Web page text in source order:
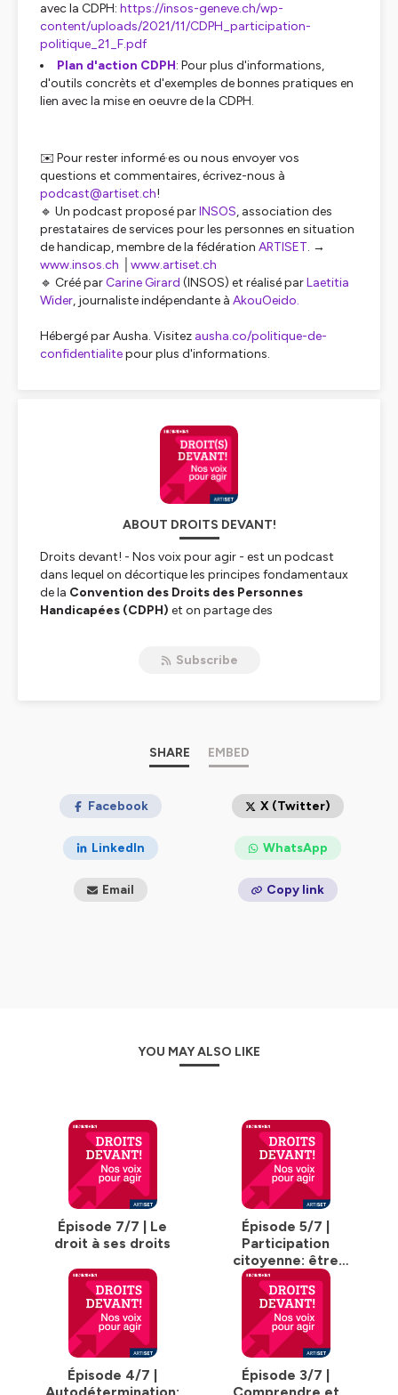
avec la CDPH: https://insos-geneve.ch/wp-
content/uploads/2021/11/CDPH_participation-
politique_21_F.pdf
Plan d'action CDPH: Pour plus d'informations,
d'outils concrèts et d'exemples de bonnes pratiques en
lien avec la mise en oeuvre de la CDPH.
✉️ Pour rester informé·es ou nous envoyer vos
questions et commentaires, écrivez-nous à
podcast@artiset.ch!
🔹 Un podcast proposé parINSOS, association des
prestataires de services pour les personnes en situation
de handicap, membre de la fédération ARTISET. →
www.insos.ch
www.artiset.ch
🔹 Créé parCarine Girard (INSOS) et réalisé parLaetitia
Wider, journaliste indépendante à AkouOeido.
Hébergé par Ausha. Visitez ausha.co/politique-de-
confidentialitepour plus d'informations.
ABOUT DROITS DEVANT!
Droits devant! - Nos voix pour agir - est un podcast
dans lequel on décortique les principes fondamentaux
de la Convention des Droits des Personnes
Handicapées (CDPH) et on partage des
Au fil des 7 épisodes, on aborde les thématiques clés de
Dans chaque épisode, on entendra des voix diverses qui
partageront leur expertise sur ces principes. On verra
l’accompagnement, on peut ajuster nos postures et
respect et l'application effective des droits des
personnes en situation de handicap.
Subscribe
SHARE EMBED
Facebook X (Twitter)
LinkedIn WhatsApp
Email Copy link
YOU MAY ALSO LIKE
Épisode 7/7 | Le
droit à ses droits
Épisode 5/7 |
Participation
citoyenne: être
acteur de la société
Épisode 4/7 |
Épisode 3/7 |